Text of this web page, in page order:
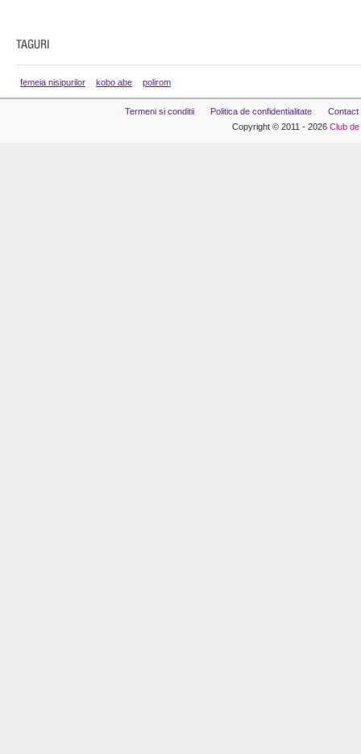
femeia nisipurilor kobo abe polirom
Termeni si conditii Politica de confidentialitate
Contact
Copyright © 2011 - 2026 Club